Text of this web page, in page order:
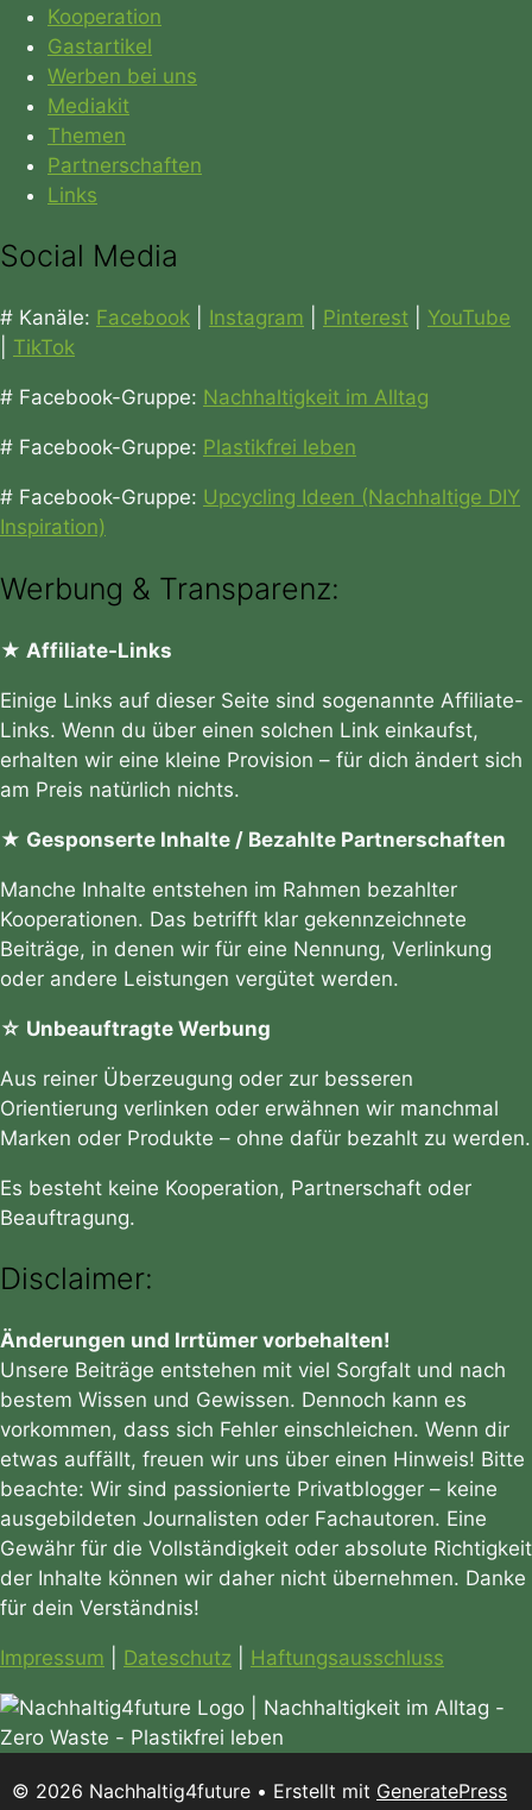
Kooperation
Gastartikel
Werben bei uns
Mediakit
Themen
Partnerschaften
Links
Social Media
# Kanäle: Facebook Instagram Pinterest
YouTube
TikTok
# Facebook-Gruppe: Nachhaltigkeit im Alltag
# Facebook-Gruppe: Plastikfrei leben
# Facebook-Gruppe: Upcycling Ideen (Nachhaltige DIY
Inspiration)
Werbung & Transparenz:
★ Affiliate-Links
Einige Links auf dieser Seite sind sogenannte Affiliate-
Links. Wenn du über einen solchen Link einkaufst,
erhalten wir eine kleine Provision – für dich ändert sich
am Preis natürlich nichts.
★ Gesponserte Inhalte / Bezahlte Partnerschaften
Manche Inhalte entstehen im Rahmen bezahlter
Kooperationen. Das betrifft klar gekennzeichnete
Beiträge, in denen wir für eine Nennung, Verlinkung
oder andere Leistungen vergütet werden.
☆ Unbeauftragte Werbung
Aus reiner Überzeugung oder zur besseren
Orientierung verlinken oder erwähnen wir manchmal
Marken oder Produkte – ohne dafür bezahlt zu werden.
Es besteht keine Kooperation, Partnerschaft oder
Beauftragung.
Disclaimer:
Änderungen und Irrtümer vorbehalten!
Unsere Beiträge entstehen mit viel Sorgfalt und nach
bestem Wissen und Gewissen. Dennoch kann es
vorkommen, dass sich Fehler einschleichen. Wenn dir
etwas auffällt, freuen wir uns über einen Hinweis! Bitte
beachte: Wir sind passionierte Privatblogger – keine
ausgebildeten Journalisten oder Fachautoren. Eine
Gewähr für die Vollständigkeit oder absolute Richtigkeit
der Inhalte können wir daher nicht übernehmen. Danke
für dein Verständnis!
Impressum Dateschutz Haftungsausschluss
© 2026 Nachhaltig4future • Erstellt mit GeneratePress